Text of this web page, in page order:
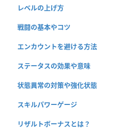
レベルの上げ方
戦闘の基本やコツ
エンカウントを避ける方法
ステータスの効果や意味
状態異常の対策や強化状態
スキルパワーゲージ
リザルトボーナスとは？